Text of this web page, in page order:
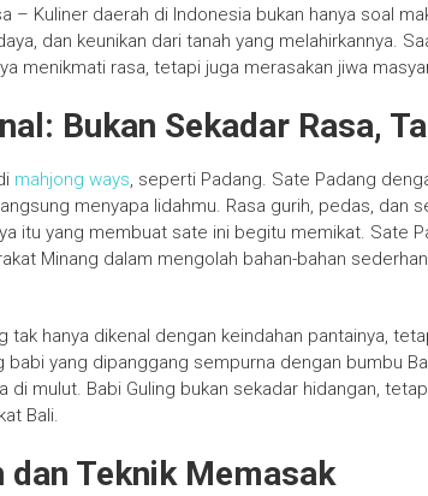
– Kuliner daerah di Indonesia bukan hanya soal
dan keunikan dari tanah yang melahirkannya.
menikmati rasa, tetapi juga merasakan jiwa
Bukan Sekadar Rasa,
mahjong ways, seperti Padang. Sate Padang
menyapa lidahmu. Rasa gurih, pedas, dan
itu yang membuat sate ini begitu memikat. Sate
Minang dalam mengolah bahan-bahan
tak hanya dikenal dengan keindahan pantainya,
babi yang dipanggang sempurna dengan bumbu
mulut. Babi Guling bukan sekadar hidangan,
Bali.
dan Teknik Memasak